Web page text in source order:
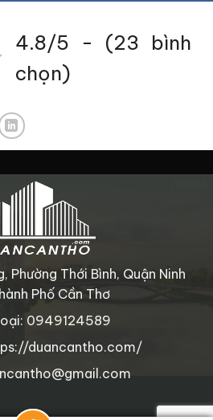
4.8/5 - (23 bình
chọn)
Phường Thới Bình, Quận Ninh
Phố Cần Thơ
0949124589
duancantho.com/